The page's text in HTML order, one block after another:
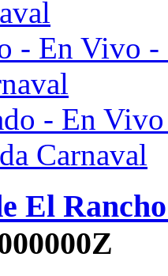
- En Vivo -
- En
Carnaval
El